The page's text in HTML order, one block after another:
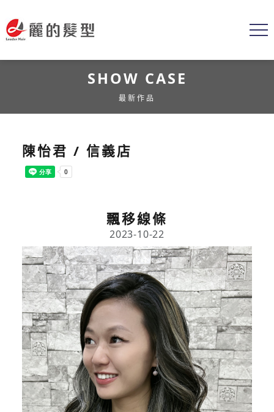
SHOW CASE
最新作品
陳怡君 / 信義店
飄移線條
2023-10-22